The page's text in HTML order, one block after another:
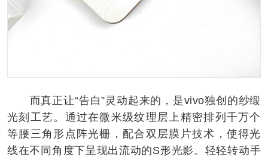
而真正让“告白”灵动起来的，是vivo独创的纱缎
光刻工艺。通过在微米级纹理层上精密排列千万个
等腰三角形点阵光栅，配合双层膜片技术，使得光
线在不同角度下呈现出流动的S形光影。轻轻转动手